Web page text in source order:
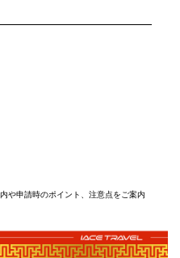
や申請時のポイント、注意点をご案内